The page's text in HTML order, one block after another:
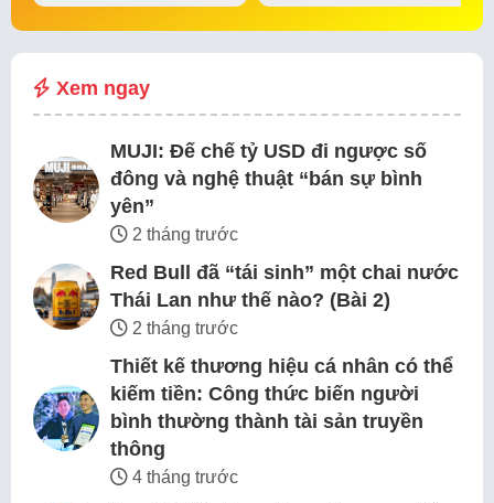
đế chế thể…
tin thị trường bắt…
Xem ngay
MUJI: Đế chế tỷ USD đi ngược số
đông và nghệ thuật “bán sự bình
yên”
2 tháng trước
Red Bull đã “tái sinh” một chai nước
Thái Lan như thế nào? (Bài 2)
2 tháng trước
Thiết kế thương hiệu cá nhân có thể
kiếm tiền: Công thức biến người
bình thường thành tài sản truyền
thông
4 tháng trước